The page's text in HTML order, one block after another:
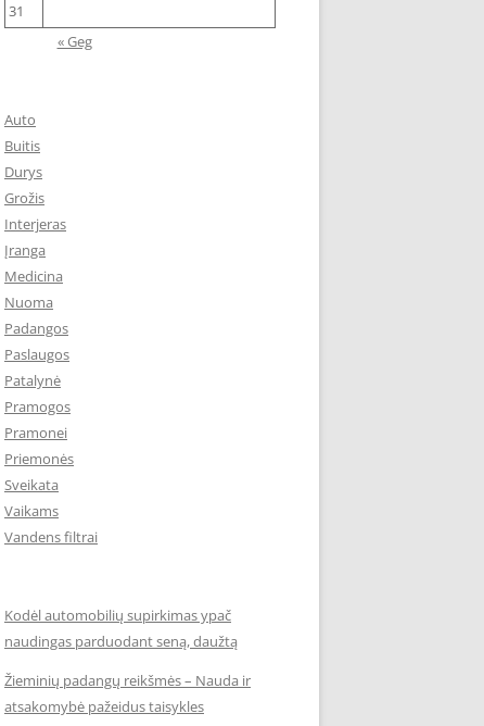
31
« Geg
Auto
Buitis
Durys
Grožis
Interjeras
Įranga
Medicina
Nuoma
Padangos
Paslaugos
Patalynė
Pramogos
Pramonei
Priemonės
Sveikata
Vaikams
Vandens filtrai
Kodėl automobilių supirkimas ypač
naudingas parduodant seną, daužtą
Žieminių padangų reikšmės – Nauda ir
atsakomybė pažeidus taisykles